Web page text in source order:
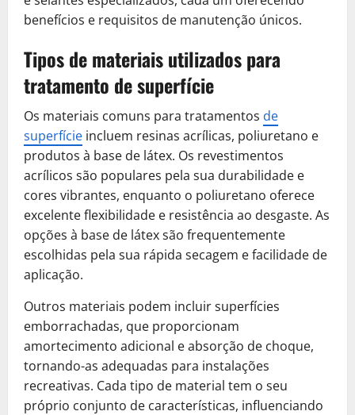
benefícios e requisitos de manutenção únicos.
Tipos de materiais utilizados para
tratamento de superfície
Os materiais comuns para tratamentos de
superfície incluem resinas acrílicas, poliuretano e
produtos à base de látex. Os revestimentos
acrílicos são populares pela sua durabilidade e
cores vibrantes, enquanto o poliuretano oferece
excelente flexibilidade e resistência ao desgaste. As
opções à base de látex são frequentemente
escolhidas pela sua rápida secagem e facilidade de
aplicação.
Outros materiais podem incluir superfícies
emborrachadas, que proporcionam
amortecimento adicional e absorção de choque,
tornando-as adequadas para instalações
recreativas. Cada tipo de material tem o seu
próprio conjunto de características, influenciando